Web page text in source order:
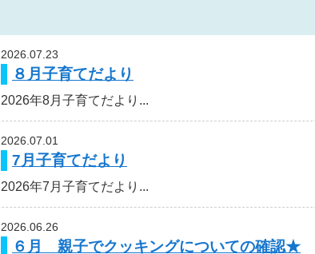
2026.07.23
８月子育てだより
2026年8月子育てだより...
2026.07.01
7月子育てだより
2026年7月子育てだより...
2026.06.26
６月 親子でクッキングについての確認★